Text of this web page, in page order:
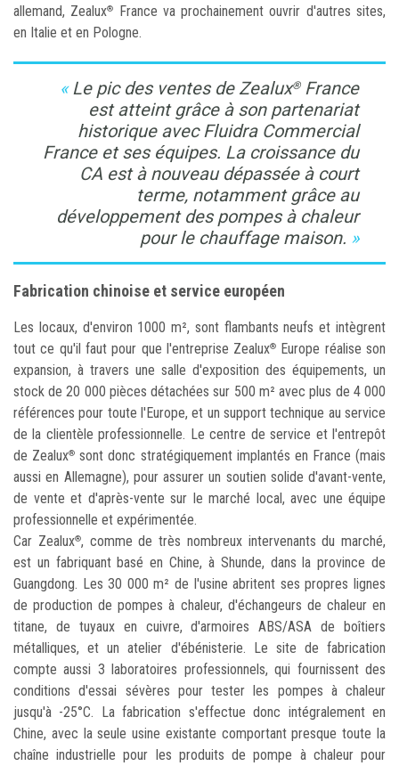
allemand, Zealux®
France va prochainement ouvrir d'autres sites,
en Italie et en Pologne.
Le pic des ventes de Zealux®France
est atteint grâce à son partenariat
historique avec Fluidra Commercial
France et ses équipes. La croissance du
CA est à nouveau dépassée à court
terme, notamment grâce au
développement des pompes à chaleur
pour le chauffage maison.
Fabrication chinoise et service européen
Les locaux, d'environ 1000 m², sont flambants neufs et intègrent
tout ce qu'il faut pour que l'entreprise Zealux® Europe réalise son
expansion, à travers une salle d'exposition des équipements, un
stock de 20 000 pièces détachées sur 500 m² avec plus de 4 000
références pour toute l'Europe, et un support technique au service
de la clientèle professionnelle. Le centre de service et l'entrepôt
de Zealux® sont donc stratégiquement implantés en France (mais
aussi en Allemagne), pour assurer un soutien solide d'avant-vente,
de vente et d'après-vente sur le marché local, avec une équipe
professionnelle et expérimentée.
Car Zealux®, comme de très nombreux intervenants du marché,
est un fabriquant basé en Chine, à Shunde, dans la province de
Guangdong. Les 30 000 m² de l'usine abritent ses propres lignes
de production de pompes à chaleur, d'échangeurs de chaleur en
titane, de tuyaux en cuivre, d'armoires ABS/ASA de boîtiers
métalliques, et un atelier d'ébénisterie. Le site de fabrication
compte aussi 3 laboratoires professionnels, qui fournissent des
conditions d'essai sévères pour tester les pompes à chaleur
jusqu'à -25°C. La fabrication s'effectue donc intégralement en
Chine, avec la seule usine existante comportant presque toute la
chaîne industrielle pour les produits de pompe à chaleur pour